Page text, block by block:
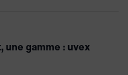
une gamme : uvex